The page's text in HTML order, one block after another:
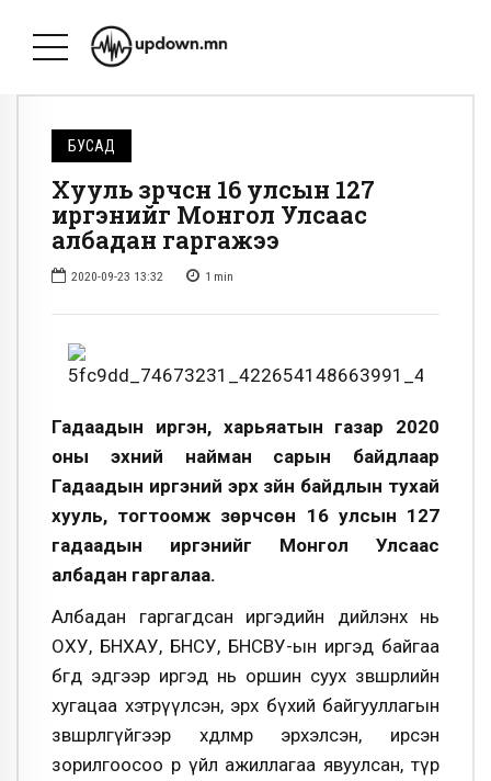
БУСАД
Хууль зөрчсөн 16 улсын 127
иргэнийг Монгол Улсаас
албадан гаргажээ
2020-09-23 13:32 1 min
Гадаадын иргэн, харьяатын газар 2020
оны эхний найман сарын байдлаар
Гадаадын иргэний эрх зүйн байдлын тухай
хууль, тогтоомж зөрчсөн 16 улсын 127
гадаадын иргэнийг Монгол Улсаас
албадан гаргалаа.
Албадан гаргагдсан иргэдийн дийлэнх нь
ОХУ, БНХАУ, БНСУ, БНСВУ-ын иргэд байгаа
бөгөөд эдгээр иргэд нь оршин суух зөвшөөрлийн
хугацаа хэтрүүлсэн, эрх бүхий байгууллагын
зөвшөөрөлгүйгээр хөдөлмөр эрхэлсэн, ирсэн
зорилгоосоо өөр үйл ажиллагаа явуулсан, түр